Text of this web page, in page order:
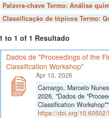
Palavra-chave Termo: Análise
Classificação de tópicos Termo:
to 1 of 1 Resultado
Dados de "Proceedings of the
Classification Workshop"
Apr 13, 2026
Camargo, Marcelo
2026, "Dados de
Classification
https://doi.org/10.60502/